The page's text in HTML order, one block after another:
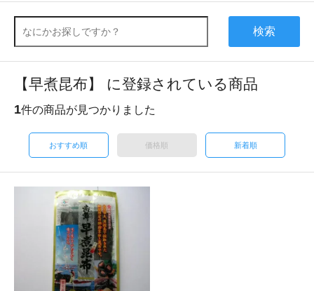
検索
【早煮昆布】 に登録されている商品
1件の商品が見つかりました
おすすめ順 価格順 新着順